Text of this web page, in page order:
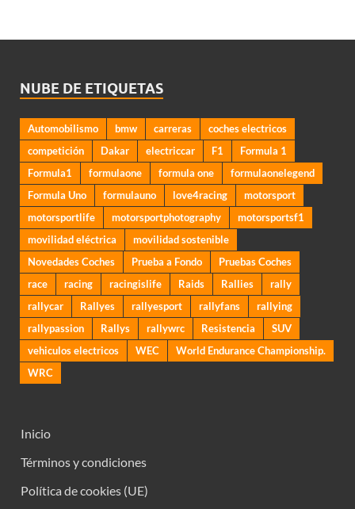
NUBE DE ETIQUETAS
Automobilismo bmw carreras
coches electricos
competición
Dakar electriccar F1
Formula 1
Formula1
formulaone formula one
formulaonelegend
Formula Uno
formulauno love4racing
motorsport
motorsportlife
motorsportphotography
motorsportsf1
movilidad eléctrica
movilidad sostenible
Novedades Coches
Prueba a Fondo
Pruebas Coches
race
racing racingislife Raids Rallies
rally
rallycar
Rallyes rallyesport rallyfans
rallying
rallypassion
Rallys rallywrc Resistencia
SUV
vehiculos electricos
WEC
World Endurance Championship.
WRC
Inicio
Términos y condiciones
Política de cookies (UE)